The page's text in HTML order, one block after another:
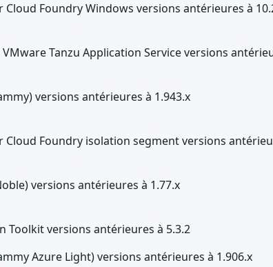
Foundry Windows versions antérieures à
Tanzu Application Service versions
versions antérieures à 1.943.x
Foundry isolation segment versions
versions antérieures à 1.77.x
Toolkit versions antérieures à 5.3.2
Azure Light) versions antérieures à 1.906.x